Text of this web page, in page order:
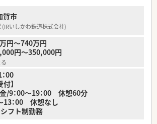
3歳まで取得が可能で、時短制度は小学5年生まで
きるよう変更予定です。
120日とワークライフバランスが整っています
常備薬まで、従業員割引制度など嬉しいメリットも
ます！
賀市
(IRいしかわ鉄道株式会社)
円～740万円
円～350,000円
00
】
/9：00～19：00 休憩60分
13：00 休憩なし
フト制勤務